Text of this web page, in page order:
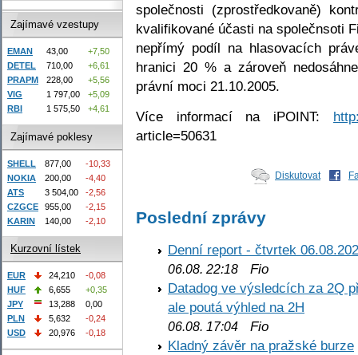
společnosti (zprostředkovaně)
kvalifikované účasti na společnsoti
nepřímý podíl na hlasovacích
hranici 20 % a zároveň
právní moci 21.10.2005.
Více informací na iPOINT:
article=50631
Diskutovat
Poslední zprávy
Denní report - čtvrtek
06.08. 22:18 Fio
Datadog ve výsledcích za 2Q
ale poutá výhled na 2H
06.08. 17:04 Fio
Kladný závěr na pražské burze
Zajímavé vzestupy
EMAN 43,00
+7,50
DETEL
710,00
+6,61
PRAPM
228,00
+5,56
VIG
1 797,00
+5,09
RBI
1 575,50 +4,61
Zajímavé poklesy
SHELL 877,00
-10,33
NOKIA
200,00
-4,40
ATS
3 504,00
-2,56
CZGCE
955,00
-2,15
KARIN
140,00 -2,10
Kurzovní lístek
EUR 24,210
-0,08
HUF
6,655
+0,35
JPY
13,288
0,00
PLN
5,632
-0,24
USD
20,976 -0,18